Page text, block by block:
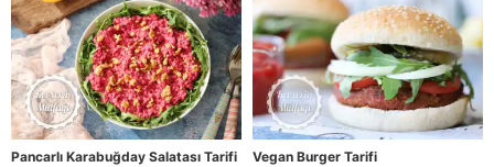
Pancarlı Karabuğday Salatası Tarifi Vegan Burger Tarifi